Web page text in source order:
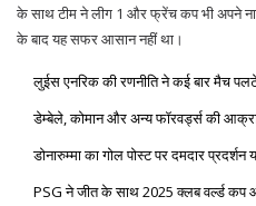
के साथ टीम ने लीग 1 और फ्रेंच कप भी अपने
के बाद यह सफर आसान नहीं था।
लुईस एनरिक की रणनीति ने कई बार मैच
डेम्बेले, कोमान और अन्य फॉरवर्ड्स की
डोनारुम्मा का गोल पोस्ट पर दमदार प्रदर्शन
PSG ने जीत के साथ 2025 क्लब वर्ल्ड कप